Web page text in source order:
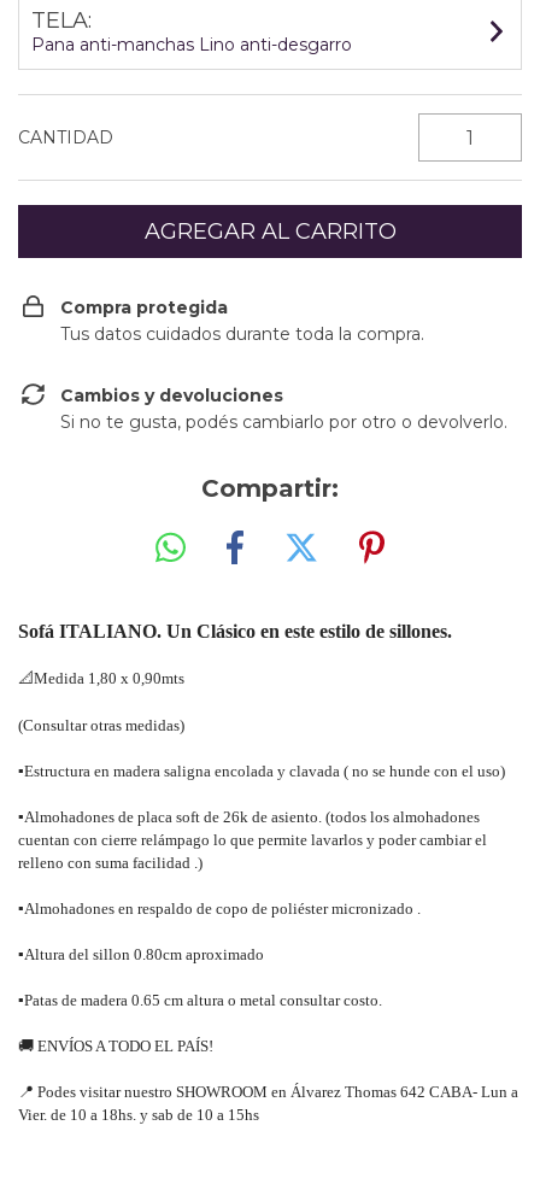
TELA:
Pana anti-manchas Lino anti-desgarro
CANTIDAD
Compra protegida
Tus datos cuidados durante toda la compra.
Cambios y devoluciones
Si no te gusta, podés cambiarlo por otro o devolverlo.
Compartir:
Sofá ITALIANO. Un Clásico en este estilo de sillones.
📐Medida 1,80 x 0,90mts
(Consultar otras medidas)
▪Estructura en madera saligna encolada y clavada ( no se hunde con el uso)
▪Almohadones de placa soft de 26k de asiento. (todos los almohadones
cuentan con cierre relámpago lo que permite lavarlos y poder cambiar el
relleno con suma facilidad .)
▪Almohadones en respaldo de copo de poliéster micronizado .
▪Altura del sillon 0.80cm aproximado
▪Patas de madera 0.65 cm altura o metal consultar costo.
🚚 ENVÍOS A TODO EL PAÍS!
📍 Podes visitar nuestro SHOWROOM en Álvarez Thomas 642 CABA- Lun a
Vier. de 10 a 18hs. y sab de 10 a 15hs